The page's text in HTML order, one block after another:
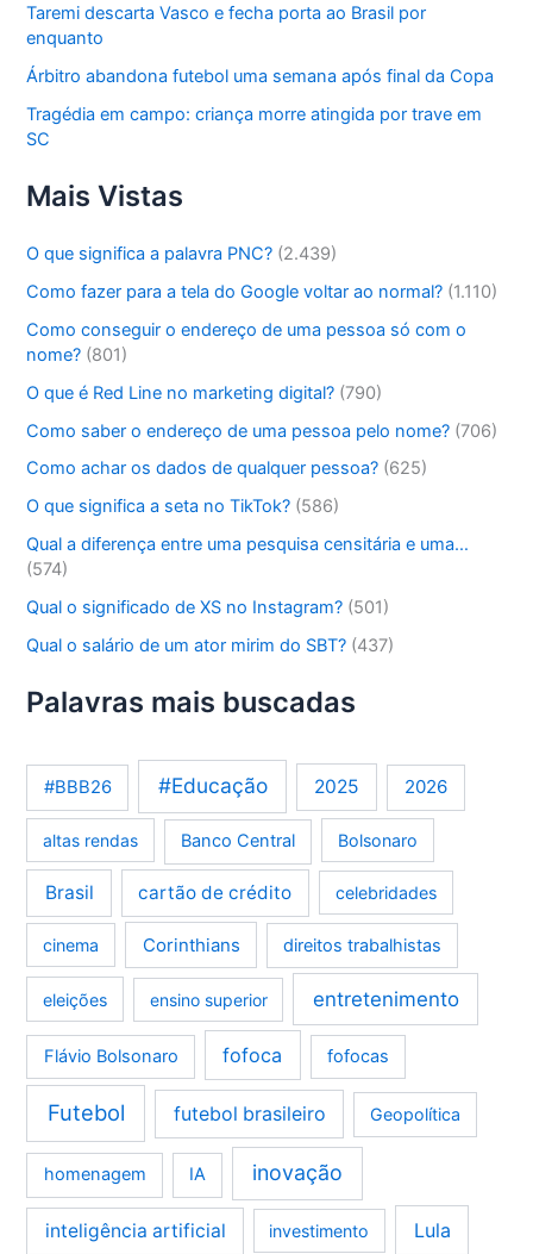
Taremi descarta Vasco e fecha porta ao Brasil por
enquanto
Árbitro abandona futebol uma semana após final da Copa
Tragédia em campo: criança morre atingida por trave em
SC
Mais Vistas
O que significa a palavra PNC? (2.439)
Como fazer para a tela do Google voltar ao normal? (1.110)
Como conseguir o endereço de uma pessoa só com o
nome? (801)
O que é Red Line no marketing digital? (790)
Como saber o endereço de uma pessoa pelo nome? (706)
Como achar os dados de qualquer pessoa? (625)
O que significa a seta no TikTok? (586)
Qual a diferença entre uma pesquisa censitária e uma…
(574)
Qual o significado de XS no Instagram? (501)
Qual o salário de um ator mirim do SBT? (437)
Palavras mais buscadas
#BBB26 #Educação 2025 2026
altas rendas Banco Central Bolsonaro
Brasil cartão de crédito celebridades
cinema Corinthians direitos trabalhistas
eleições ensino superior entretenimento
Flávio Bolsonaro fofoca fofocas
Futebol futebol brasileiro Geopolítica
homenagem IA inovação
inteligência artificial investimento Lula